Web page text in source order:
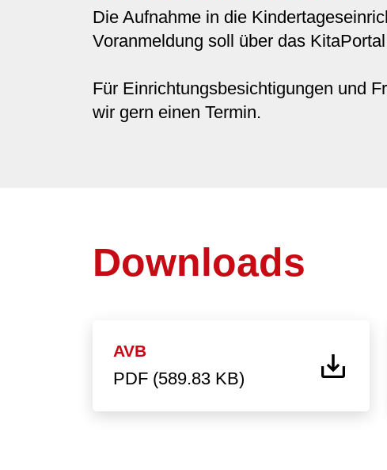
Die Aufnahme in die
Voranmeldung soll über das
Für Einrichtungsbesichtigungen und
wir gern einen Termin.
Downloads
AVB
PDF (589.83 KB)